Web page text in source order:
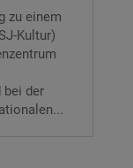
zu einem
Kultur)
bei der